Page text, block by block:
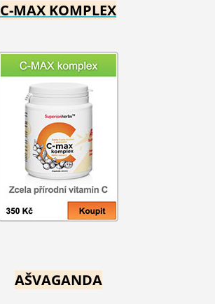
C-MAX KOMPLEX
AŠVAGANDA